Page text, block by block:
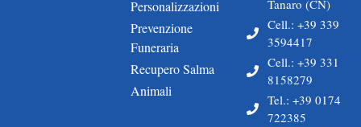
Personalizzazioni
Prevenzione
Funeraria
Recupero Salma
Animali
Tanaro (CN)
Cell.: +39 339
3594417
Cell.: +39 331
8158279
Tel.: +39 0174
722385